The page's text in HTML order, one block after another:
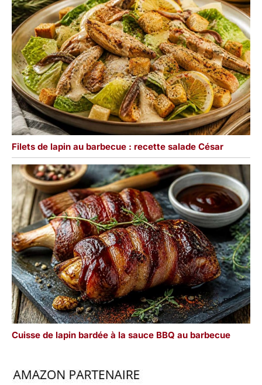
Filets de lapin au barbecue : recette salade César
Cuisse de lapin bardée à la sauce BBQ au barbecue